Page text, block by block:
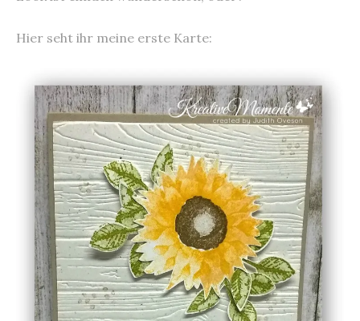
Hier seht ihr meine erste Karte: